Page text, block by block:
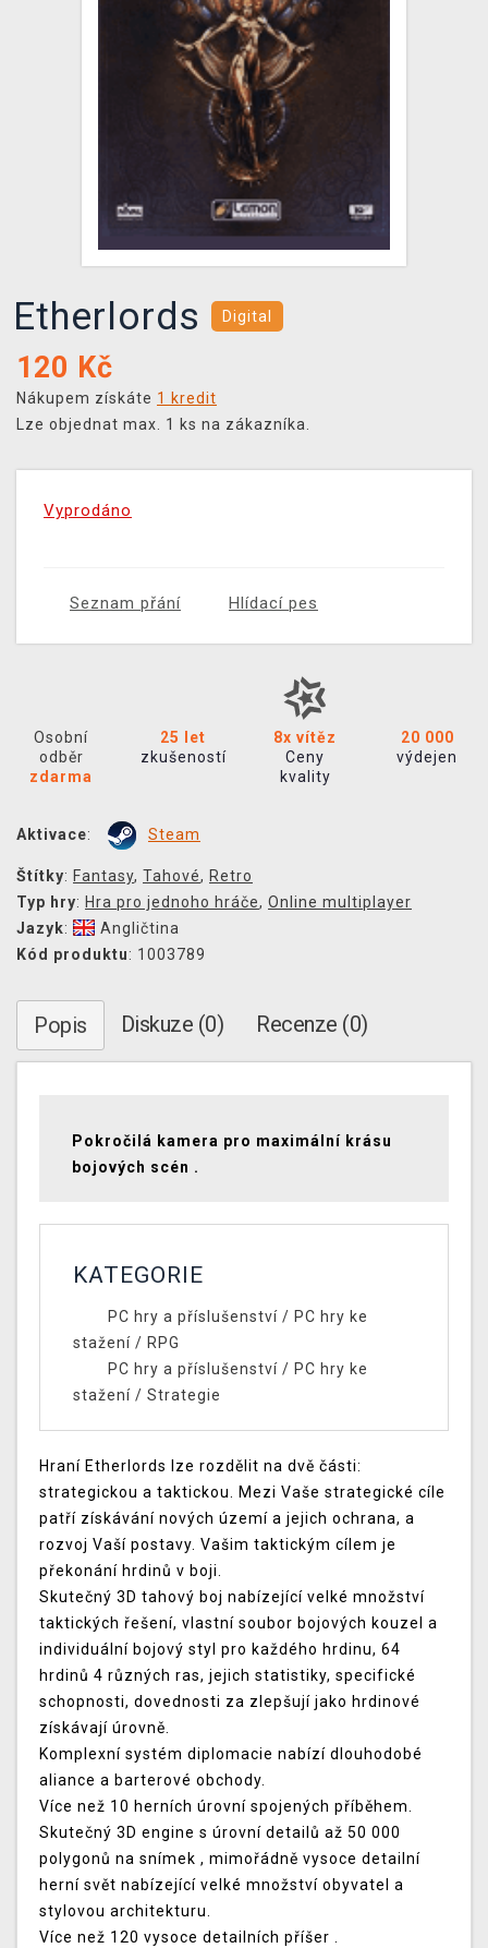
TCG & BOARDGAME HUB
Etherlords Digital
120 Kč
Nákupem získáte 1 kredit
Lze objednat max. 1 ks na zákazníka.
Vyprodáno
Seznam přání Hlídací pes
Osobní
odběr
zdarma
25 let
zkušeností
8x vítěz
Ceny
kvality
20 000
výdejen
Aktivace: Steam
Štítky: Fantasy, Tahové, Retro
Typ hry: Hra pro jednoho hráče, Online multiplayer
Jazyk:
Angličtina
Kód produktu: 1003789
Popis Diskuze (0) Recenze (0)
Pokročilá kamera pro maximální krásu
bojových scén .
KATEGORIE
PC hry a příslušenství/ PC hry ke
stažení / RPG
PC hry a příslušenství/ PC hry ke
stažení / Strategie
Hraní Etherlords lze rozdělit na dvě části:
strategickou a taktickou. Mezi Vaše strategické cíle
patří získávání nových území a jejich ochrana, a
rozvoj Vaší postavy. Vašim taktickým cílem je
překonání hrdinů v boji.
Skutečný 3D tahový boj nabízející velké množství
taktických řešení, vlastní soubor bojových kouzel a
individuální bojový styl pro každého hrdinu, 64
hrdinů 4 různých ras, jejich statistiky, specifické
schopnosti, dovednosti za zlepšují jako hrdinové
získávají úrovně.
Komplexní systém diplomacie nabízí dlouhodobé
aliance a barterové obchody.
Více než 10 herních úrovní spojených příběhem.
Skutečný 3D engine s úrovní detailů až 50 000
polygonů na snímek , mimořádně vysoce detailní
herní svět nabízející velké množství obyvatel a
stylovou architekturu.
Více než 120 vysoce detailních příšer .